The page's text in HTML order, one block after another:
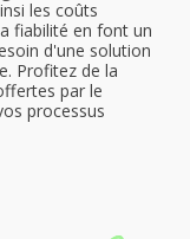
les coûts
fiabilité en font un
d'une solution
Profitez de la
par le
processus